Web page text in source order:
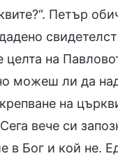
Петър
на
можеш ли да
на
вече си
Бог и кой не.